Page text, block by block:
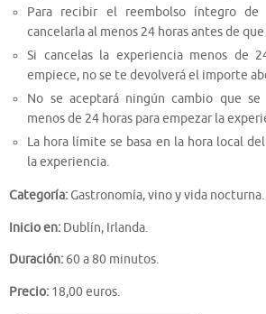
Para recibir el reembolso íntegro de
cancelarla al menos 24 horas antes de
Si cancelas la experiencia menos de
empiece, no se te devolverá el importe
No se aceptará ningún cambio que
menos de 24 horas para empezar la
La hora límite se basa en la hora local
la experiencia.
Categoría:Gastronomía, vino y vida nocturna.
Inicio en: Dublín, Irlanda.
Duración: 60 a 80 minutos.
Precio: 18,00 euros.